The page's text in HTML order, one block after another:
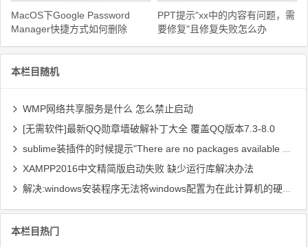
MacOS下Google Password
Manager快捷方式如何删除
PPT提示"xx中的内容有问题，需
要修复"且修复失败怎么办
本栏目随机
WMP网络共享服务是什么 怎么禁止启动
[无需软件]最新QQ勋章墙破解补丁大全 覆盖QQ版本7.3-8.0
sublime装插件的时候提示"There are no packages available for installation"
XAMPP2016中文精简版启动失败 缺少运行库解决办法
解决:windows安装程序无法将windows配置为在此计算机的硬件上运行
本栏目热门